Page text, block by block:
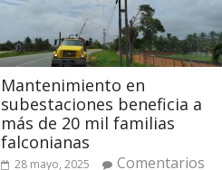
Mantenimiento en
subestaciones beneficia a
más de 20 mil familias
falconianas
28 mayo, 2025 Comentarios